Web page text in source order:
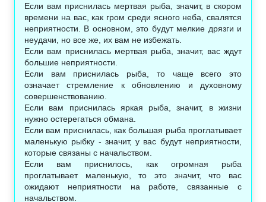
Если вам приснилась мертвая рыба, значит, в скором
времени на вас, как гром среди ясного неба, свалятся
неприятности. В основном, это будут мелкие дрязги и
неудачи, но все же, их вам не избежать.
Если вам приснилась мертвая рыба, значит, вас ждут
большие неприятности.
Если вам приснилась рыба, то чаще всего это
означает стремление к обновлению и духовному
совершенствованию.
Если вам приснилась яркая рыба, значит, в жизни
нужно остерегаться обмана.
Если вам приснилась, как большая рыба проглатывает
маленькую рыбку - значит, у вас будут неприятности,
которые связаны с начальством.
Если вам приснилось, как огромная рыба
проглатывает маленькую, то это значит, что вас
ожидают неприятности на работе, связанные с
начальством.